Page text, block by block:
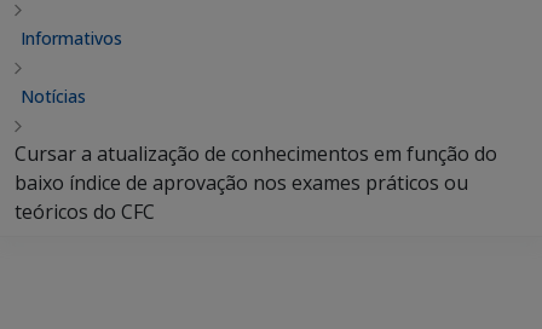
Informativos
Notícias
Cursar a atualização de conhecimentos em função do
baixo índice de aprovação nos exames práticos ou
teóricos do CFC